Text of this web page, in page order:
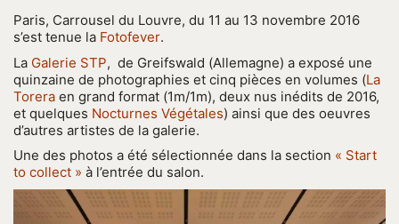
Paris, Carrousel du Louvre, du 11 au 13 novembre 2016
s’est tenue la Fotofever.
La Galerie STP, de Greifswald (Allemagne) a exposé une
quinzaine de photographies et cinq pièces en volumes (La
Torera en grand format (1m/1m), deux nus inédits de 2016,
et quelques Nocturnes Végétales) ainsi que des oeuvres
d’autres artistes de la galerie.
Une des photos a été sélectionnée dans la section « Start
to collect » à l’entrée du salon.